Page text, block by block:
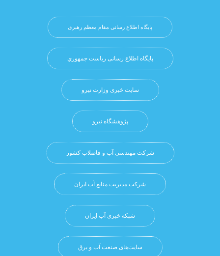
پایگاه اطلاع رسانی مقام معظم رهبری
پایگاه اطلاع رسانی ریاست جمهوري
سایت خبری وزارت نیرو
پژوهشگاه نيرو
شرکت مهندسی آب و فاضلاب کشور
شرکت مدیریت منابع آب ایران
شبکه خبری آب ایران
سایت‌های صنعت آب و برق